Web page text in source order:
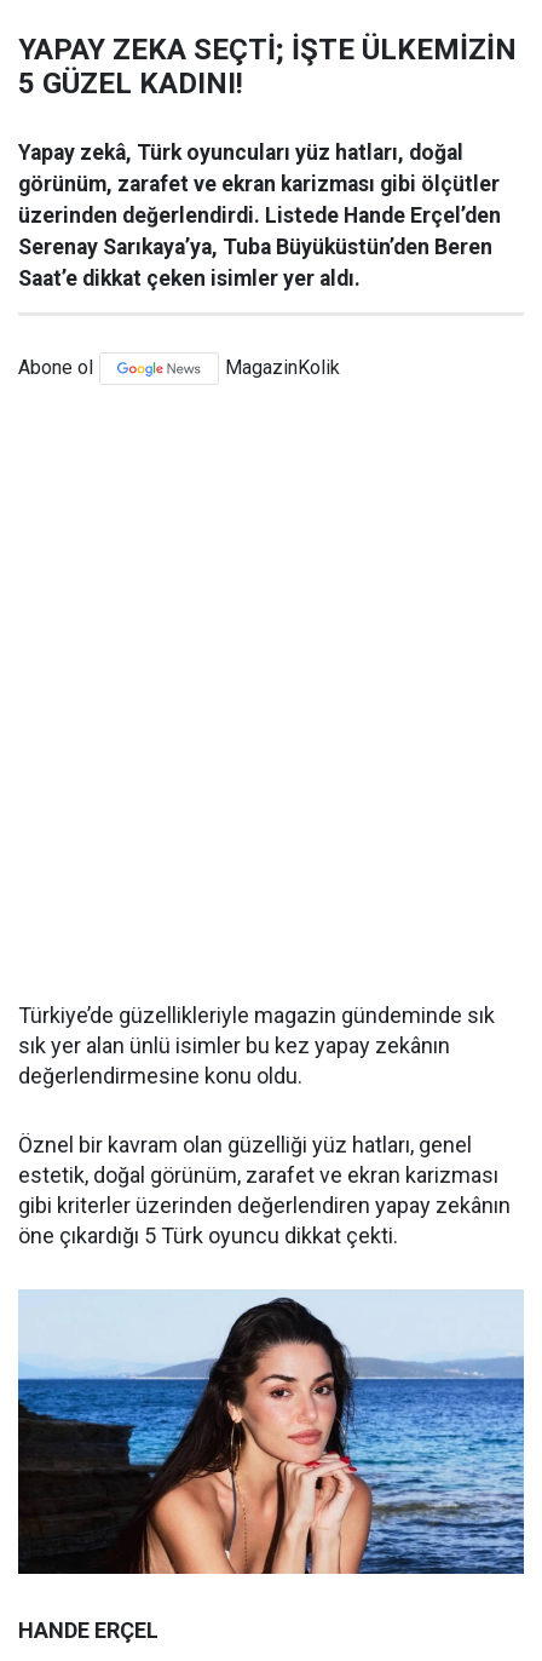
YAPAY ZEKA SEÇTİ; İŞTE ÜLKEMİZİN
5 GÜZEL KADINI!
Yapay zekâ, Türk oyuncuları yüz hatları, doğal
görünüm, zarafet ve ekran karizması gibi ölçütler
üzerinden değerlendirdi. Listede Hande Erçel’den
Serenay Sarıkaya’ya, Tuba Büyüküstün’den Beren
Saat’e dikkat çeken isimler yer aldı.
Abone ol MagazinKolik
Türkiye’de güzellikleriyle magazin gündeminde sık
sık yer alan ünlü isimler bu kez yapay zekânın
değerlendirmesine konu oldu.
Öznel bir kavram olan güzelliği yüz hatları, genel
estetik, doğal görünüm, zarafet ve ekran karizması
gibi kriterler üzerinden değerlendiren yapay zekânın
öne çıkardığı 5 Türk oyuncu dikkat çekti.
HANDE ERÇEL